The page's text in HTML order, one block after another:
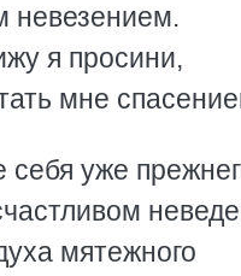
невезением.
я просини,
мне
себя уже
мятежного